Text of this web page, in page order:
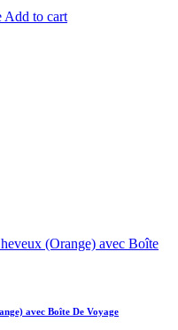
Add to cart
avec Boîte De Voyage